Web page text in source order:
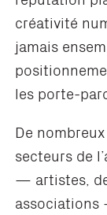
créativité
jamais
les porte-
De
secteurs de
— artistes,